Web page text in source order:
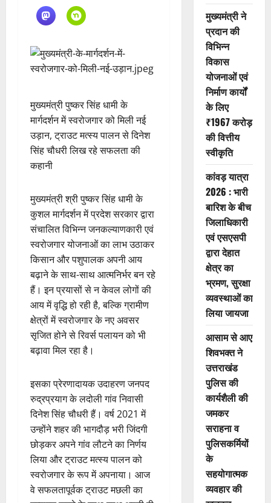
मुख्यमंत्री पुष्कर सिंह धामी के
मार्गदर्शन में स्वरोजगार को मिली नई
उड़ान, ट्राउट मत्स्य पालन से दिनेश
सिंह चौधरी लिख रहे सफलता की
कहानी
मुख्यमंत्री श्री पुष्कर सिंह धामी के
कुशल मार्गदर्शन में प्रदेश सरकार द्वारा
संचालित विभिन्न जनकल्याणकारी एवं
स्वरोजगार योजनाओं का लाभ उठाकर
किसान और पशुपालक अपनी आय
बढ़ाने के साथ-साथ आत्मनिर्भर बन रहे
हैं। इन प्रयासों से न केवल लोगों की
आय में वृद्धि हो रही है, बल्कि ग्रामीण
क्षेत्रों में स्वरोजगार के नए अवसर
सृजित होने से रिवर्स पलायन को भी
बढ़ावा मिल रहा है।
इसका प्रेरणादायक उदाहरण जनपद
रुद्रप्रयाग के लदोली गांव निवासी
दिनेश सिंह चौधरी हैं। वर्ष 2021 में
उन्होंने शहर की भागदौड़ भरी जिंदगी
छोड़कर अपने गांव लौटने का निर्णय
लिया और ट्राउट मत्स्य पालन को
स्वरोजगार के रूप में अपनाया। आज
वे सफलतापूर्वक ट्राउट मछली का
मुख्यमंत्री ने
प्रदान की
विभिन्न
विकास
योजनाओं एवं
निर्माण कार्यों
के लिए
₹1967 करोड़
की वित्तीय
स्वीकृति
कांवड़ यात्रा
2026 : भारी
बारिश के बीच
जिलाधिकारी
एवं एसएसपी
द्वारा देहात
क्षेत्र का
भ्रमण, सुरक्षा
व्यवस्थाओं का
लिया जायजा
आसाम से आए
शिवभक्त ने
उत्तराखंड
पुलिस की
कार्यशैली की
जमकर
सराहना व
पुलिसकर्मियों
के
सहयोगात्मक
व्यवहार की